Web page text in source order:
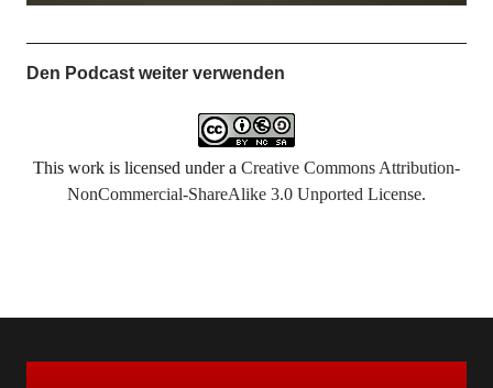
Den Podcast weiter verwenden
This work is licensed under a Creative Commons Attribution-
NonCommercial-ShareAlike 3.0 Unported License.